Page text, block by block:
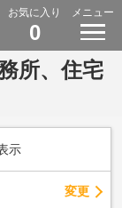
お気に入り
0
メニュー
所、住宅
示
変更